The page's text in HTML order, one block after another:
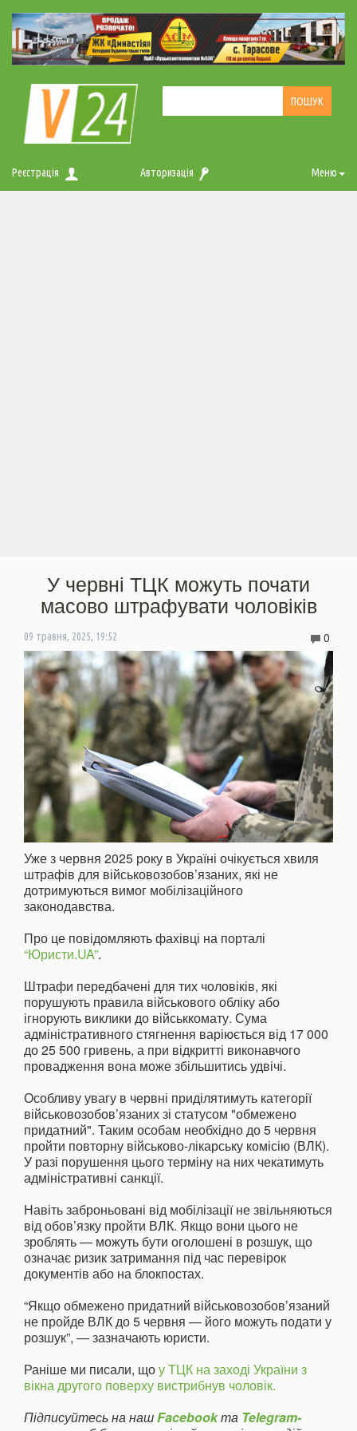
Реєстрація Авторизація Меню
У червні ТЦК можуть почати
масово штрафувати чоловіків
09 травня, 2025, 19:52 0
Уже з червня 2025 року в Україні очікується хвиля
штрафів для військовозобов’язаних, які не
дотримуються вимог мобілізаційного
законодавства.
Про це повідомляють фахівці на порталі
“Юристи.UA”.
Штрафи передбачені для тих чоловіків, які
порушують правила військового обліку або
ігнорують виклики до військкомату. Сума
адміністративного стягнення варіюється від 17 000
до 25 500 гривень, а при відкритті виконавчого
провадження вона може збільшитись удвічі.
Особливу увагу в червні приділятимуть категорії
військовозобов’язаних зі статусом "обмежено
придатний". Таким особам необхідно до 5 червня
пройти повторну військово-лікарську комісію (ВЛК).
У разі порушення цього терміну на них чекатимуть
адміністративні санкції.
Навіть заброньовані від мобілізації не звільняються
від обов’язку пройти ВЛК. Якщо вони цього не
зроблять — можуть бути оголошені в розшук, що
означає ризик затримання під час перевірок
документів або на блокпостах.
“Якщо обмежено придатний військовозобов’язаний
не пройде ВЛК до 5 червня — його можуть подати у
розшук”, — зазначають юристи.
Раніше ми писали, щоу ТЦК на заході України з
вікна другого поверху вистрибнув чоловік.
Підписуйтесь на нашFacebookта Telegram-